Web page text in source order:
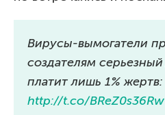
Вирусы-вымогатели
создателям
платит лишь 1% жертв:
http://t.co/BReZ0s36Rw